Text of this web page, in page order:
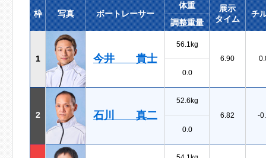
枠 写真 ボートレーサー
体重
展示
タイム
チ
調整重量
1 今井 貴士
56.1kg
6.90
0.0
2 石川 真二
52.6kg
6.82
-
0.0